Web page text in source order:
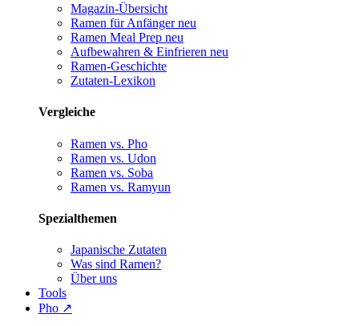
Magazin-Übersicht
Ramen für Anfänger neu
Ramen Meal Prep neu
Aufbewahren & Einfrieren neu
Ramen-Geschichte
Zutaten-Lexikon
Vergleiche
Ramen vs. Pho
Ramen vs. Udon
Ramen vs. Soba
Ramen vs. Ramyun
Spezialthemen
Japanische Zutaten
Was sind Ramen?
Über uns
Tools
Pho ↗